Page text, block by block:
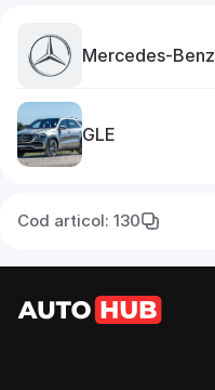
Mercedes-Benz
GLE
Cod articol: 130